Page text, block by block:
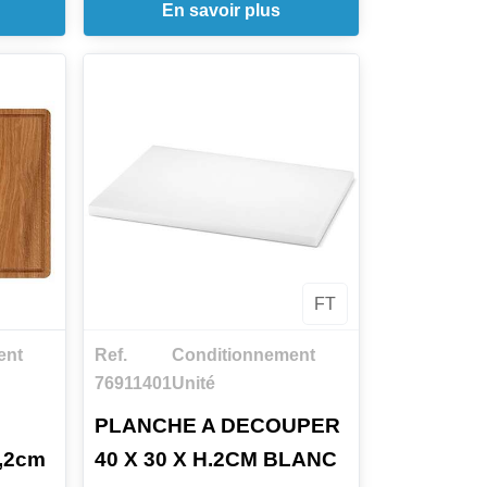
la
En savoir plus
FT
Ref.
76911401
Conditionnement
Unité
PLANCHE A DECOUPER
40 X 30 X H.2CM BLANC